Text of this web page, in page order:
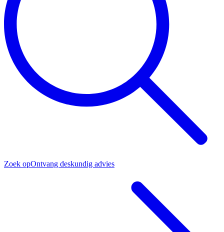
Zoek opOntvang deskundig advies